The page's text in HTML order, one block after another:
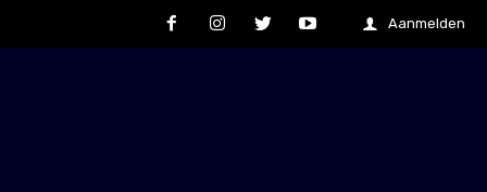
Aanmelden